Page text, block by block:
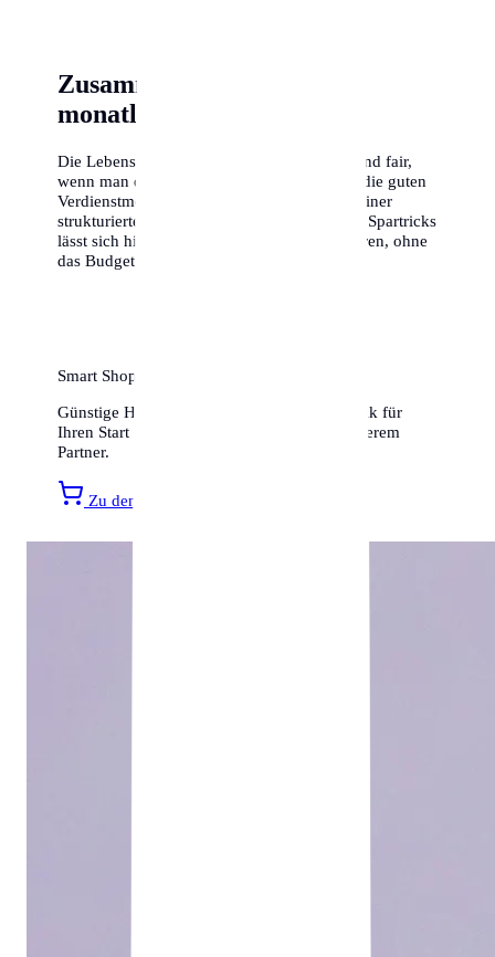
Zusammenfassung der
monatlichen Kosten
Die Lebenshaltungskosten in Saarbrücken sind fair,
wenn man die gebotene Lebensqualität und die guten
Verdienstmöglichkeiten berücksichtigt. Mit einer
strukturierten Planung und ein paar cleveren Spartricks
lässt sich hier ein hervorragendes Leben führen, ohne
das Budget zu sprengen.
Smart Shopping für Ihr neues Zuhause
Günstige Haushaltsartikel, Möbel und Technik für
Ihren Start in Saarbrücken finden Sie bei unserem
Partner.
Zu den Amazon Angeboten »